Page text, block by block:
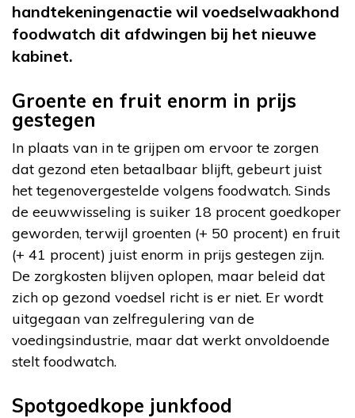
handtekeningenactie wil voedselwaakhond
foodwatch dit afdwingen bij het nieuwe
kabinet.
Groente en fruit enorm in prijs
gestegen
In plaats van in te grijpen om ervoor te zorgen
dat gezond eten betaalbaar blijft, gebeurt juist
het tegenovergestelde volgens foodwatch. Sinds
de eeuwwisseling is suiker 18 procent goedkoper
geworden, terwijl groenten (+ 50 procent) en fruit
(+ 41 procent) juist enorm in prijs gestegen zijn.
De zorgkosten blijven oplopen, maar beleid dat
zich op gezond voedsel richt is er niet. Er wordt
uitgegaan van zelfregulering van de
voedingsindustrie, maar dat werkt onvoldoende
stelt foodwatch.
Spotgoedkope junkfood